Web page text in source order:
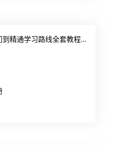
全套教程整理（基础+进阶+项目+面试）